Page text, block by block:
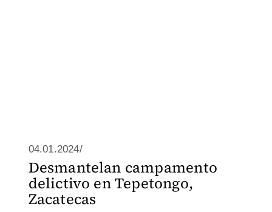
04.01.2024/
Desmantelan campamento
delictivo en Tepetongo,
Zacatecas